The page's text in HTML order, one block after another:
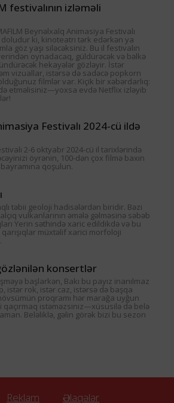
festivalının izləməli
Beynəlxalq Animasiya Festivalı
ki, kinoteatrı tərk edərkən ya
göz yaşı siləcəksiniz. Bu il festivalın
oynadacaq, güldürəcək və bəlkə
hekayələr gözləyir. İstər
vizuallar, istərsə də sadəcə popkorn
filmlər var. Kiçik bir xəbərdarlıq:
etməlisiniz—yoxsa evdə Netflix izləyib
Festivalı 2024-cü ildə
2-6 oktyabr 2024-cü il tarixlərində
öyrənin, 100-dən çox filmə baxın
qoşulun.
təbii geoloji hadisələrdən biridir. Bəzi
vulkanlarının əmələ gəlməsinə səbəb
Yerin səthində xaric edildikdə və bu
müxtəlif xarici morfoloji
konsertlər
başlarkən, Bakı bu payız inanılmaz
istər rok, istər caz, istərsə də başqa
proqramı hər marağa uyğun
istəməzsiniz—xüsusilə də belə
Beləliklə, gəlin görək bizi bu sezon
Reklam Əlaqələr